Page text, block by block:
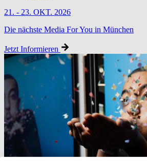
21. - 23. OKT. 2026
Die nächste Media For You in München
Jetzt Informieren